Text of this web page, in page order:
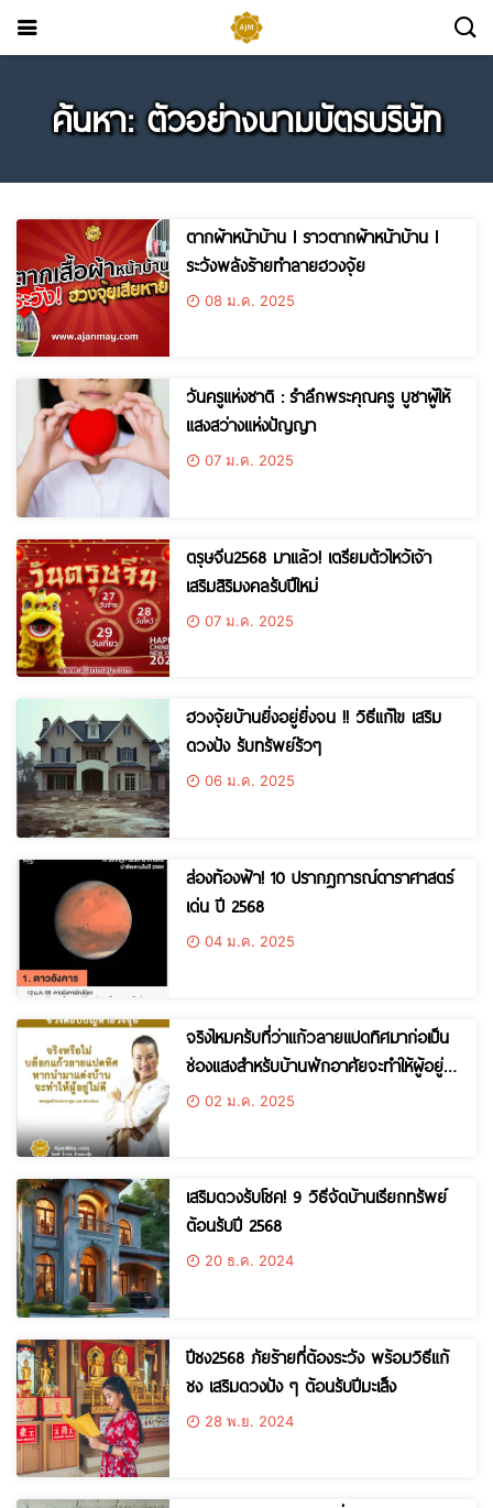
ค้นหา: ตัวอย่างนามบัตรบริษัท
ตากผ้าหน้าบ้าน l ราวตากผ้าหน้าบ้าน l
ระวังพลังร้ายทำลายฮวงจุ้ย
08 ม.ค. 2025
วันครูแห่งชาติ : รำลึกพระคุณครู บูชาผู้ให้
แสงสว่างแห่งปัญญา
07 ม.ค. 2025
ตรุษจีน2568 มาแล้ว! เตรียมตัวไหว้เจ้า
เสริมสิริมงคลรับปีใหม่
07 ม.ค. 2025
ฮวงจุ้ยบ้านยิ่งอยู่ยิ่งจน !! วิธีแก้ไข เสริม
ดวงปัง รับทรัพย์รัวๆ
06 ม.ค. 2025
ส่องท้องฟ้า! 10 ปรากฏการณ์ดาราศาสตร์
เด่น ปี 2568
04 ม.ค. 2025
จริงไหมครับที่ว่าแก้วลายแปดทิศมาก่อเป็น
ช่องแสงสำหรับบ้านพักอาศัยจะทำให้ผู้อยู่ไม่
ดี 02 ม.ค. 2025
เสริมดวงรับโชค! 9 วิธีจัดบ้านเรียกทรัพย์
ต้อนรับปี 2568
20 ธ.ค. 2024
ปีชง2568 ภัยร้ายที่ต้องระวัง พร้อมวิธีแก้
ชง เสริมดวงปัง ๆ ต้อนรับปีมะเส็ง
28 พ.ย. 2024